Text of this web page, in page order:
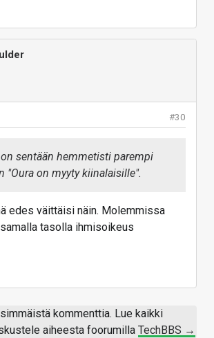
#30
sentään hemmetisti parempi
"Oura on myyty kiinalaisille".
edes väittäisi näin. Molemmissa
tasolla ihmisoikeus
kommenttia. Lue kaikki
aiheesta foorumilla TechBBS →